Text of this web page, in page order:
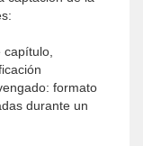
formato
durante un